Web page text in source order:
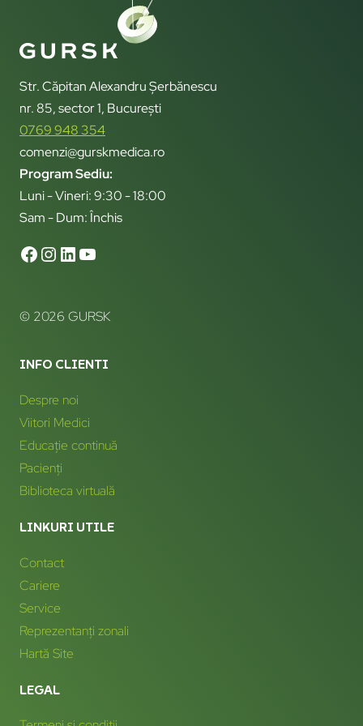
Str. Căpitan Alexandru Șerbănescu
nr. 85, sector 1, București
0769 948 354
comenzi@gurskmedica.ro
Program Sediu:
Luni - Vineri: 9:30 - 18:00
Sam - Dum: Închis
© 2026 GURSK
INFO CLIENTI
Despre noi
Viitori Medici
Educație continuă
Pacienți
Biblioteca virtuală
LINKURI UTILE
Contact
Cariere
Service
Reprezentanți zonali
Hartă Site
LEGAL